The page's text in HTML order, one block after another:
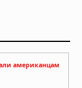
американцам